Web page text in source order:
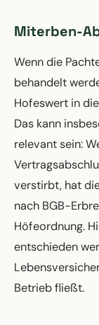
Miterben-
Wenn die
behandelt
Hofeswert in
Das kann
relevant sein:
verstirbt, hat
nach BGB-
Höfeordnung.
entschieden
Betrieb fließt.